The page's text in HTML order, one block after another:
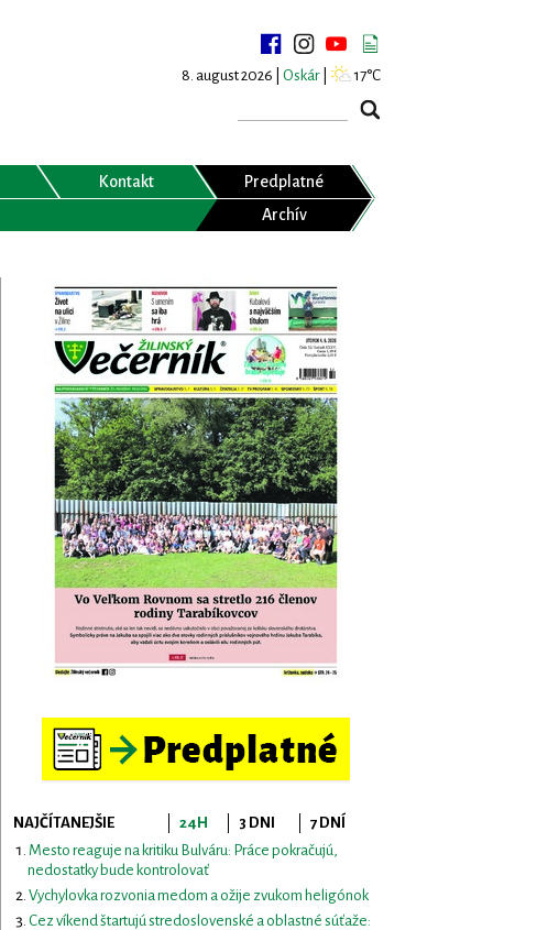
8. august 2026 | Oskár 17°C
Kontakt
Predplatné
Archív
NAJČÍTANEJŠIE 24H 3 DNI
7 DNÍ
Mesto reaguje na kritiku Bulváru: Práce pokračujú,
nedostatky bude kontrolovať
Vychylovka rozvonia medom a ožije zvukom heligónok
Cez víkend štartujú stredoslovenské a oblastné súťaže: